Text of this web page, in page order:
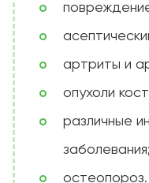
артриты и
опухоли
различные
заболевания;
остеопороз.